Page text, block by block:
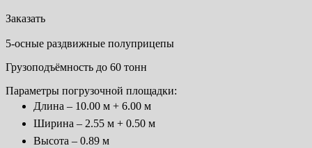
Заказать
5-осные раздвижные полуприцепы
Грузоподъёмность до 60 тонн
Параметры погрузочной площадки:
Длина – 10.00 м + 6.00 м
Ширина – 2.55 м + 0.50 м
Высота – 0.89 м